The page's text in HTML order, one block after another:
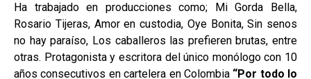
Ha trabajado en producciones como; Mi Gorda Bella,
Rosario Tijeras, Amor en custodia, Oye Bonita, Sin senos
no hay paraíso, Los caballeros las prefieren brutas, entre
otras. Protagonista y escritora del único monólogo con 10
años consecutivos en cartelera en Colombia “Por todo lo